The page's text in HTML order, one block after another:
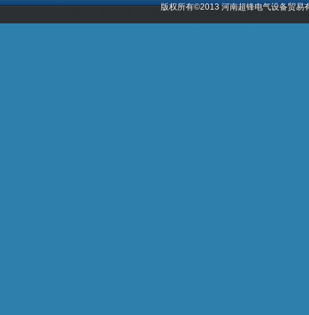
版权所有©2013 河南超锋电气设备贸易